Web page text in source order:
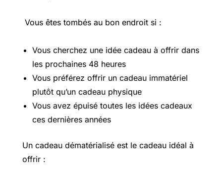
Vous êtes tombés au bon endroit si :
Vous cherchez une idée cadeau à offrir dans
les prochaines 48 heures
Vous préférez offrir un cadeau immatériel
plutôt qu’un cadeau physique
Vous avez épuisé toutes les idées cadeaux
ces dernières années
Un cadeau dématérialisé est le cadeau idéal à
offrir :